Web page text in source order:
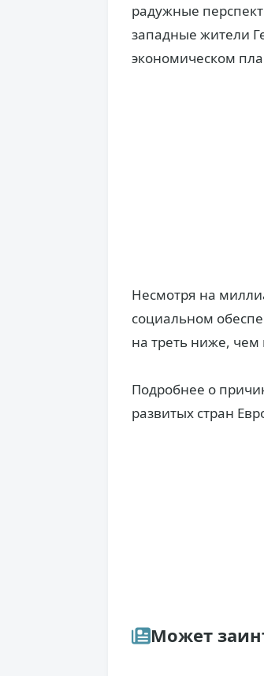
радужные
западные жители
экономическом
Несмотря на
социальном
на треть ниже,
Подробнее о
развитых стран
Может